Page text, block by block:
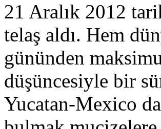
21 Aralık 2012
telaş aldı. Hem
gününden
düşüncesiyle bir
Yucatan-Mexico